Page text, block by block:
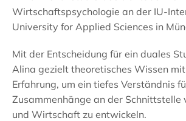
Wirtschaftspsychologie an der IU-
University for Applied Sciences in
Mit der Entscheidung für ein duales
Alina gezielt theoretisches Wissen
Erfahrung, um ein tiefes Verständnis
Zusammenhänge an der Schnittstelle
und Wirtschaft zu entwickeln.